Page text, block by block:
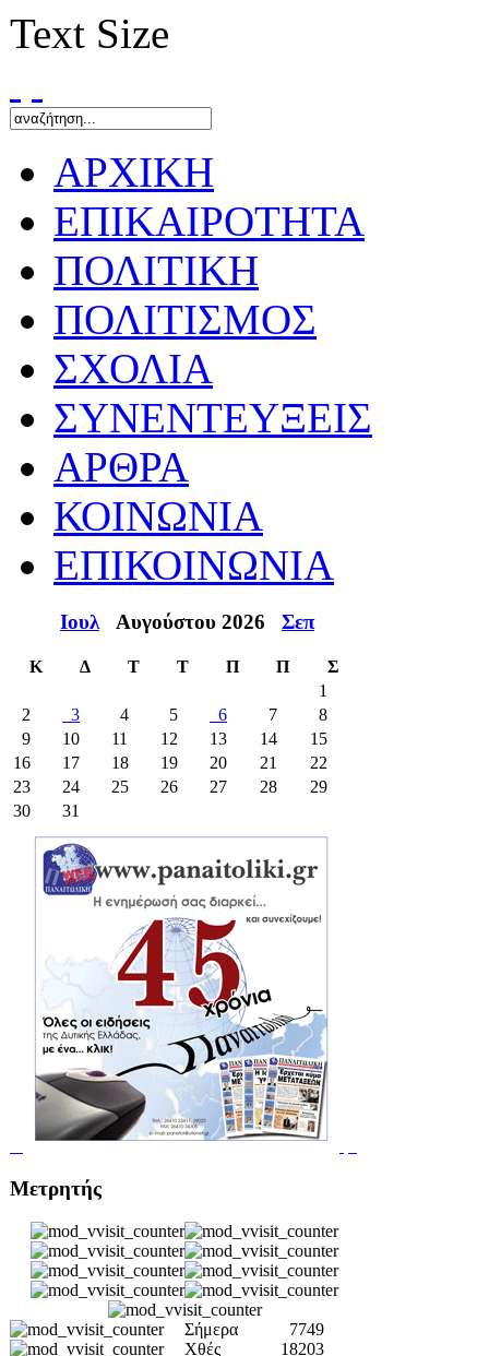
Text Size
ΑΡΧΙΚΗ
ΕΠΙΚΑΙΡΟΤΗΤΑ
ΠΟΛΙΤΙΚΗ
ΠΟΛΙΤΙΣΜΟΣ
ΣΧΟΛΙΑ
ΣΥΝΕΝΤΕΥΞΕΙΣ
ΑΡΘΡΑ
ΚΟΙΝΩΝΙΑ
ΕΠΙΚΟΙΝΩΝΙΑ
Ιουλ Αυγούστου 2026 Σεπ
Κ Δ Τ Τ Π Π
Σ
1
2
3 4 5 6 7
8
9
10 11 12 13 14
15
16
17 18 19 20 21
22
23
24 25 26 27 28
29
30
31
Μετρητής
Σήμερα
7749
Χθές
18203